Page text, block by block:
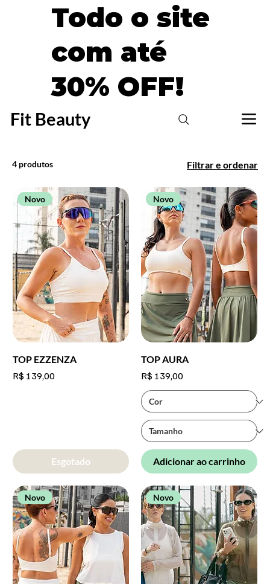
Todo o site
com até
30% OFF!
Fit Beauty
4 produtos Filtrar e ordenar
Novo
TOP EZZENZA
Preço
R$ 139,00
Esgotado
Novo
TOP AURA
Preço
R$ 139,00
Adicionar ao carrinho
Novo Novo